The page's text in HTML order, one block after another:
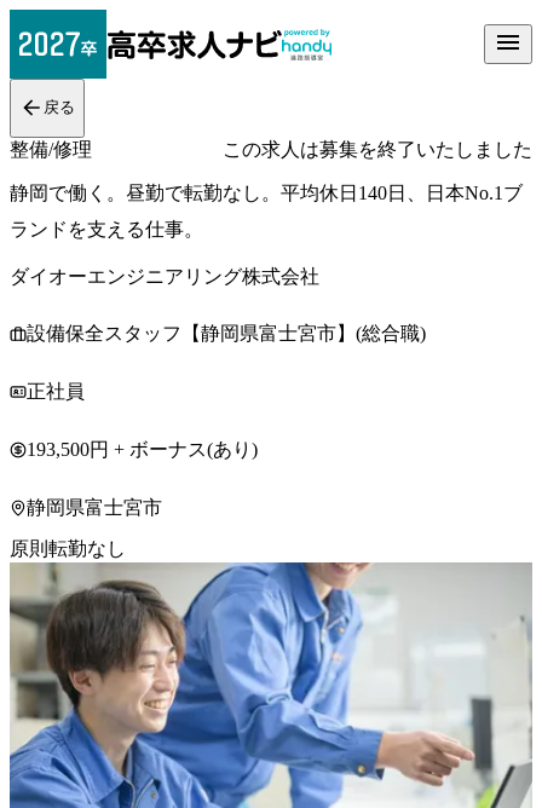
戻る
整備/修理 この求人は募集を終了いたしました
静岡で働く。昼勤で転勤なし。平均休日140日、日本No.1ブ
ランドを支える仕事。
ダイオーエンジニアリング株式会社
設備保全スタッフ【静岡県富士宮市】(総合職)
正社員
193,500円 + ボーナス(あり)
静岡県富士宮市
原則転勤なし